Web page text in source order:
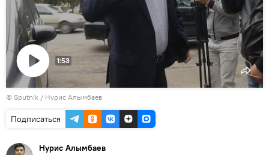
Воспроизвести
видео
1:53
© Sputnik / Нурис Алымбаев
Подписаться
Нурис Алымбаев